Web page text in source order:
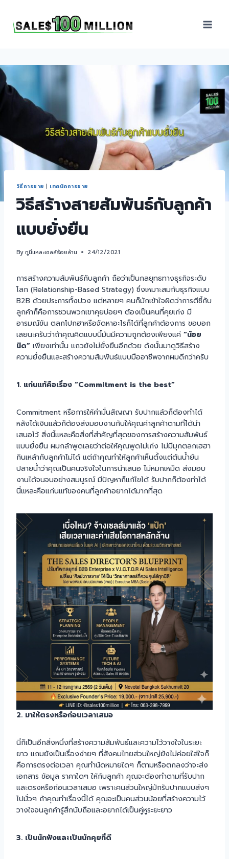
วิธีการขาย | เทคนิคการขาย
วิธีสร้างสายสัมพันธ์กับลูกค้า
แบบยั่งยืน
Byกูนี่แหละเซลล์ร้อยล้าน 24/12/2021
การสร้างความสัมพันธ์กับลูกค้า ถือว่าเป็นกลยุทธทางธุรกิจระดับ
โลก (Relationship-Based Strategy) ซึ่งเหมาะสมกับธุรกิจแบบ
B2B ด้วยประการทั้งปวง แต่หลายๆ คนก็มักเข้าใจผิดว่าการตีซี้กับ
ลูกค้าก็คือการชวนพวกเขาคุยบ่อยๆ ต้องเป็นคนที่คุยเก่ง มี
อารมณ์ขัน ตลกโปกฮาหรือจัดหาอะไรก็ได้ที่ลูกค้าต้องการ ขอบอก
เลยนะครับว่าถ้าคุณคิดแบบนี้มันมีความถูกต้องเพียงแค่ “น้อย
นิด” เพียงเท่านั้น แถวยังไม่ยั่งยืนอีกด้วย ดังนั้นมาดูวิธีสร้าง
ความยั่งยืนและสร้างความสัมพันธ์แบบมืออาชีพจากผมดีกว่าครับ
1. แก่นแท้คือเรื่อง “Commitment is the best”
Commitment หรือการให้คำมั่นสัญญา รับปากแล้วก็ต้องทำได้
หลังได้เงินแล้วก็ต้องส่งมอบงานกับให้คุณค่าลูกค้าตามที่ได้นำ
เสนอไว้ สิ่งนี้แหละคือสิ่งที่สำคัญที่สุดของการสร้างความสัมพันธ์
แบบยั่งยืน ผมกล้าพูดเลยว่าต่อให้คุณพูดไม่เก่ง ไม่มีมุกตลกเฮฮา
กินเหล้ากับลูกค้าไม่ได้ แต่ถ้าคุณทำให้ลูกค้าเห็นตั้งแต่ต้นน้ำยัน
ปลายน้ำว่าคุณเป็นคนจริงใจในการนำเสนอ ไม่หมกเหม็ด ส่งมอบ
งานได้จนจบอย่างสมบูรณ์ มีปัญหาก็แก้ไขได้ รับปากก็ต้องทำได้
นี่แหละคือแก่นแท้ของคนที่ลูกค้าอยากได้มากที่สุด
2. มาให้ตรงหรือก่อนเวลาเสมอ
นี่ก็เป็นอีกสิ่งหนึ่งที่สร้างความสัมพันธ์และความไว้วางใจในระยะ
ยาว แถมยังเป็นเรื่องง่ายๆ ที่สังคมไทยส่วนใหญ่ยังไม่ค่อยใส่ใจก็
คือการตรงต่อเวลา คุณทำนัดหมายใดๆ ก็ตามหรือตกลงว่าจะส่ง
เอกสาร ข้อมูล ราคาใดๆ ให้กับลูกค้า คุณจะต้องทำตามที่รับปาก
และตรงหรือก่อนเวลาเสมอ เพราะคนส่วนใหญ่มักรับปากแบบส่งๆ
ไปมั่วๆ ถ้าคุณทำเรื่องนี้ได้ คุณจะเป็นคนส่วนน้อยที่สร้างความไว้
วางใจจนลูกค้ารู้สึกนับถือและอยากได้เป็นคู่หูระยะยาว
3. เป็นนักฟังและเป็นนักคุยที่ดี